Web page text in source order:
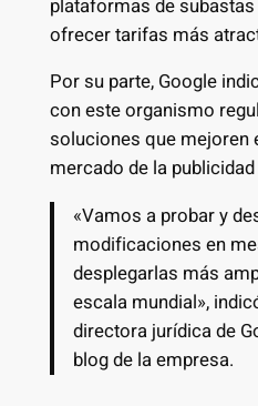
plataformas de
ofrecer tarifas más
Por su parte, Google
con este organismo
soluciones que mejoren
mercado de la
«Vamos a probar y
modificaciones en
desplegarlas más
escala mundial»,
directora jurídica de
blog de la empresa.